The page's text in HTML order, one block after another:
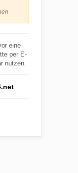
eine
per E-
nutzen.